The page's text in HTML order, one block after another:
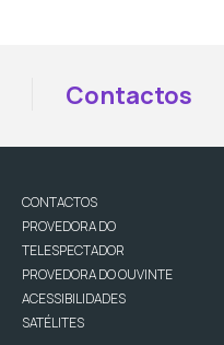
Contactos
CONTACTOS
PROVEDORA DO
TELESPECTADOR
PROVEDORA DO OUVINTE
ACESSIBILIDADES
SATÉLITES